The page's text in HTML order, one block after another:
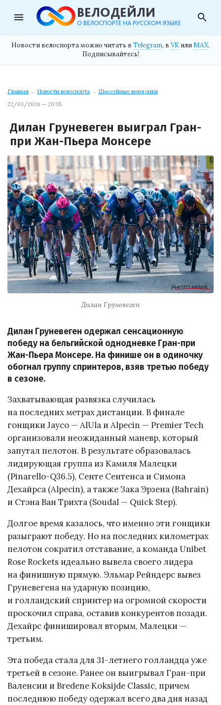
menu search
Новости велоспорта можно читать в Telegram, в VK илиMAX.
Подписывайтесь!
Главная → Новости велоспорта → Шоссейные велогонки
22/03/2026 — 20:35
Дилан Груневеген выиграл Гран-
при Жан-Пьера Монсере
Дилан Груневеген
Дилан Груневеген одержал сенсационную
победу на бельгийской однодневке Гран-при
Жан-Пьера Монсере. На финише он в одиночку
обогнал группу спринтеров, взяв третью победу
в сезоне.
Захватывающая развязка случилась
на последних метрах дистанции. В финале
гонщики Jayco — AlUla и Alpecin — Premier Tech
организовали неожиданный маневр, который
запутал пелотон. В результате образовалась
лидирующая группа из Камиля Малецки
(Pinarello-Q36.5), Сенте Сентенса и Симона
Дехайрса (Alpecin), а также Зака Эрзена (Bahrain)
и Стэна Ван Трихта (Soudal — Quick Step).
Долгое время казалось, что именно эти гонщики
разыграют победу. Но на последних километрах
пелотон сократил отставание, а команда Unibet
Rose Rockets идеально вывела своего лидера
на финишную прямую. Эльмар Рейндерс вывез
Груневегена на ударную позицию,
и голландский спринтер на огромной скорости
проскочил справа, оставив конкурентов позади.
Дехайрс финишировал вторым, Малецки —
третьим.
Эта победа стала для 31-летнего голландца уже
третьей в сезоне. Ранее он выигрывал Гран-при
Валенсии и Bredene Koksijde Classic, причем
последнюю победу одержал всего два дня назад